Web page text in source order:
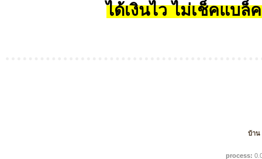
ได้เงินไว ไม่เช็คแบล็
บ้าน
process: